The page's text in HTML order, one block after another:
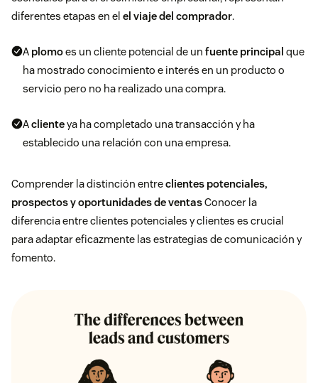
diferentes etapas en el el viaje del comprador.
A plomoes un cliente potencial de un fuente principal que
ha mostrado conocimiento e interés en un producto o
servicio pero no ha realizado una compra.
Aclienteya ha completado una transacción y ha
establecido una relación con una empresa.
Comprender la distinción entreclientes potenciales,
prospectos y oportunidades de ventasConocer la
diferencia entre clientes potenciales y clientes es crucial
para adaptar eficazmente las estrategias de comunicación y
fomento.